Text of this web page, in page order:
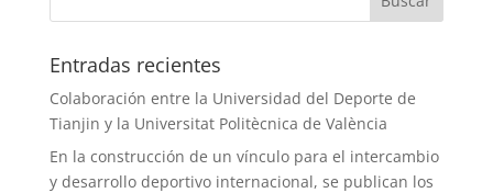
Entradas recientes
Colaboración entre la Universidad del Deporte de
Tianjin y la Universitat Politècnica de València
En la construcción de un vínculo para el intercambio
y desarrollo deportivo internacional, se publican los